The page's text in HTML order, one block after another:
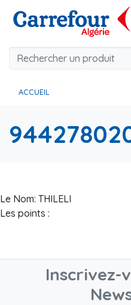
ACCUEIL
Le Nom: THILELI
Les points :
Inscrivez-